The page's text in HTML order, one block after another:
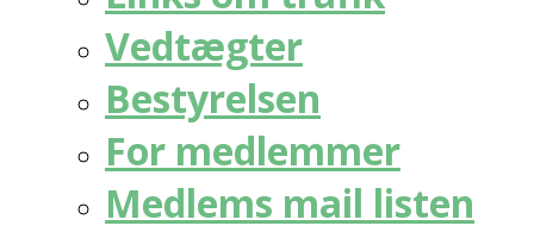
Vedtægter
Bestyrelsen
For medlemmer
Medlems mail listen